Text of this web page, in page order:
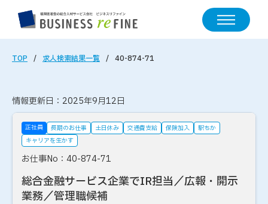
TOP 求人検索結果一覧 40-874-71
情報更新日：2025年9月12日
正社員 長期のお仕事 土日休み 交通費支給 保険加入
駅ちか
キャリアを生かす
お仕事No：40-874-71
総合金融サービス企業でIR担当／広報・開示
業務／管理職候補